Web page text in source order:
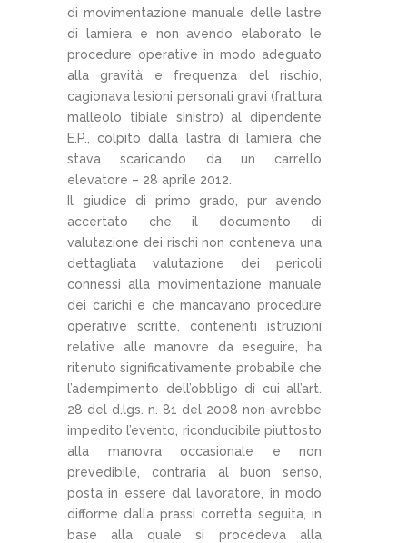
di movimentazione manuale delle lastre
di lamiera e non avendo elaborato le
procedure operative in modo adeguato
alla gravità e frequenza del rischio,
cagionava lesioni personali gravi (frattura
malleolo tibiale sinistro) al dipendente
E.P., colpito dalla lastra di lamiera che
stava scaricando da un carrello
elevatore – 28 aprile 2012.
Il giudice di primo grado, pur avendo
accertato che il documento di
valutazione dei rischi non conteneva una
dettagliata valutazione dei pericoli
connessi alla movimentazione manuale
dei carichi e che mancavano procedure
operative scritte, contenenti istruzioni
relative alle manovre da eseguire, ha
ritenuto significativamente probabile che
l’adempimento dell’obbligo di cui all’art.
28 del d.lgs. n. 81 del 2008 non avrebbe
impedito l’evento, riconducibile piuttosto
alla manovra occasionale e non
prevedibile, contraria al buon senso,
posta in essere dal lavoratore, in modo
difforme dalla prassi corretta seguita, in
base alla quale si procedeva alla